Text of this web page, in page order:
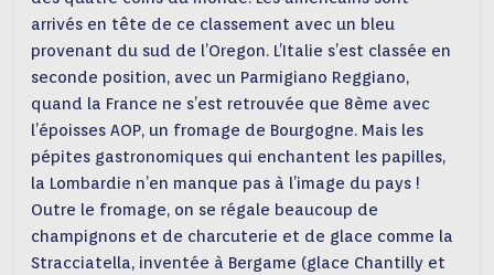
arrivés en tête de ce classement avec un bleu
provenant du sud de l’Oregon. L’Italie s’est classée en
seconde position, avec un Parmigiano Reggiano,
quand la France ne s’est retrouvée que 8ème avec
l’époisses AOP, un fromage de Bourgogne. Mais les
pépites gastronomiques qui enchantent les papilles,
la Lombardie n’en manque pas à l’image du pays !
Outre le fromage, on se régale beaucoup de
champignons et de charcuterie et de glace comme la
Stracciatella, inventée à Bergame (glace Chantilly et